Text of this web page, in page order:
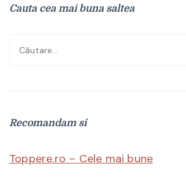
Cauta cea mai buna saltea
Caută
Recomandam si
Toppere.ro – Cele mai bune